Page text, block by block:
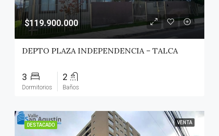
$119.900.000
DEPTO PLAZA INDEPENDENCIA – TALCA
3
Dormitorios
2
Baños
DESTACADO VENTA